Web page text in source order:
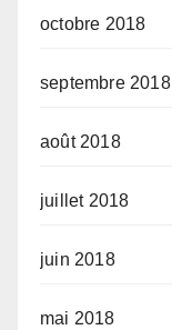
octobre 2018
septembre 2018
août 2018
juillet 2018
juin 2018
mai 2018